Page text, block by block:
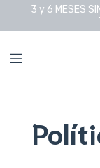
3 y 6 MESES